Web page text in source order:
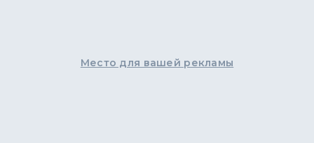
Место для вашей рекламы